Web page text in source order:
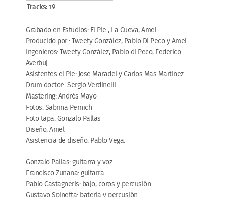
Tracks:19
Grabado en Estudios: El Pie , La Cueva, Amel
Producido por : Tweety González, Pablo Di Peco y Amel.
Ingenieros: Tweety González, Pablo di Peco, Federico
Averbuj.
Asistentes el Pie: Jose Maradei y Carlos Mas Martinez
Drum doctor: Sergio Verdinelli
Mastering: Andrés Mayo
Fotos: Sabrina Pernich
Foto tapa: Gonzalo Pallas
Diseño: Amel
Asistencia de diseño: Pablo Vega.
Gonzalo Pallas: guitarra y voz
Francisco Zunana: guitarra
Pablo Castagneris: bajo, coros y percusión